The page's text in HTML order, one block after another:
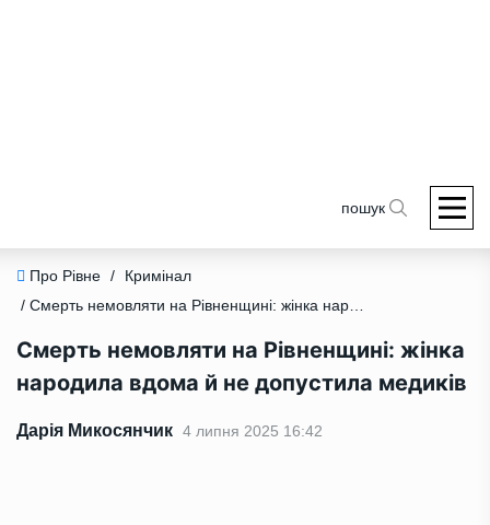
пошук
Про Рівне /
Кримінал
/ Смерть немовляти на Рівненщині: жінка народила вдома й не допустила медиків
Смерть немовляти на Рівненщині: жінка
народила вдома й не допустила медиків
Дарія Микосянчик 4 липня 2025 16:42